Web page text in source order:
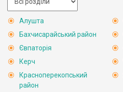
Алушта
Бахчисарайський район
Євпаторія
Керч
Красноперекопський
район